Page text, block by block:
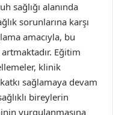
sağlığı alanında
sorunlarına karşı
amacıyla, bu
Eğitim
klinik
sağlamaya devam
bireylerin
vurgulanmasına